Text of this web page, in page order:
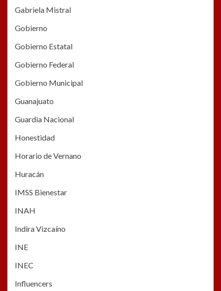
Gabriela Mistral
Gobierno
Gobierno Estatal
Gobierno Federal
Gobierno Municipal
Guanajuato
Guardia Nacional
Honestidad
Horario de Vernano
Huracán
IMSS Bienestar
INAH
Indira Vizcaíno
INE
INEC
Influencers